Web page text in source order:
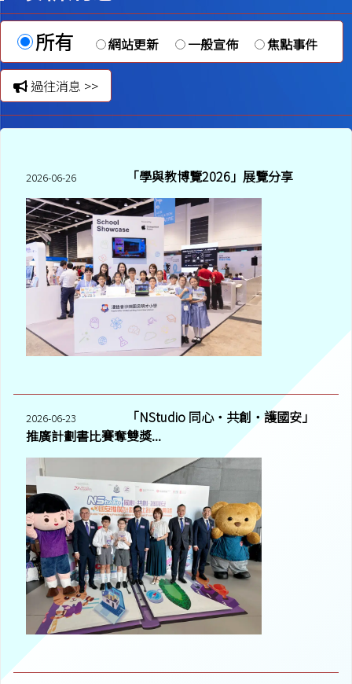
所有 網站更新 一般宣佈 焦點事件
過往消息 >>
2026-06-26 「學與教博覽2026」展覽分享
2026-06-23
「NStudio 同心‧共創‧護國安」
推廣計劃書比賽奪雙獎...